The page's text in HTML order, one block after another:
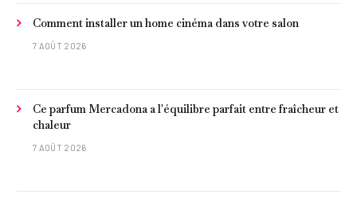
Comment installer un home cinéma dans votre salon
7 AOÛT 2026
Ce parfum Mercadona a l'équilibre parfait entre fraîcheur et
chaleur
7 AOÛT 2026